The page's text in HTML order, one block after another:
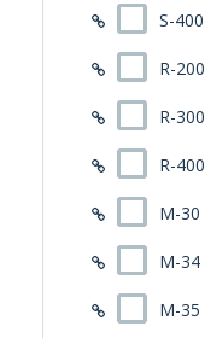
S-400
R-200
R-300
R-400
M-30
M-34
M-35